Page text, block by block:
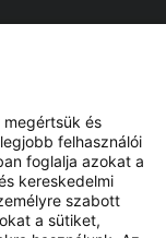
és
felhasználói
foglalja azokat a
kereskedelmi
szabott
a sütiket,